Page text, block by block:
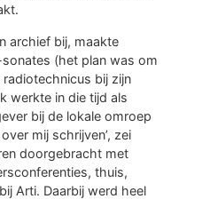
archief bij, maakte
(het plan was om
bij zijn
werkte in die tijd als
bij de lokale omroep
mij schrijven’, zei
doorgebracht met
thuis,
Arti. Daarbij werd heel